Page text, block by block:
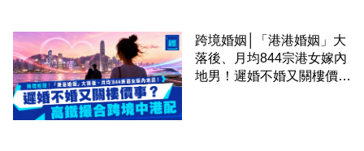
跨境婚姻│「港港婚姻」大
落後、月均844宗港女嫁內
地男！遲婚不婚又關樓價